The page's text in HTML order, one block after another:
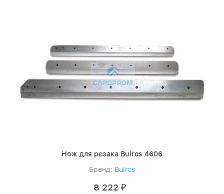
Нож для резака Bulros 4606
Бренд: Bulros
8 222 ₽